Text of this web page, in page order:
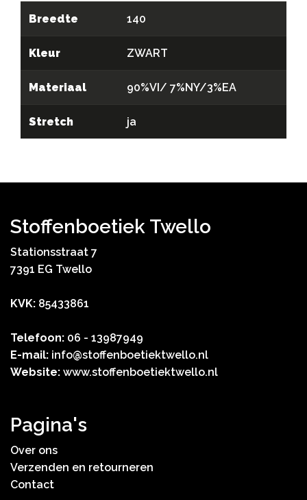
Breedte 140
Kleur ZWART
Materiaal 90%VI/ 7%NY/3%EA
Stretch ja
Stoffenboetiek Twello
Stationsstraat 7
7391 EG Twello
KVK: 85433861
Telefoon: 06 - 13987949
E-mail: info@stoffenboetiektwello.nl
Website: www.stoffenboetiektwello.nl
Pagina's
Over ons
Verzenden en retourneren
Contact